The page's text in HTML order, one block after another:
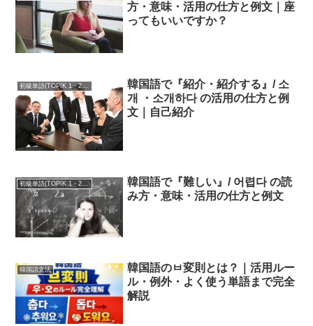
方・意味・活用の仕方と例文｜座
ってもいいですか？
初級単語(TOPIK 1・2級)
韓国語で『紹介・紹介する』/ 소
개 ・소개하다 の活用の仕方と例
文｜自己紹介
韓国語で『難しい』/ 어렵다 の読
み方・意味・活用の仕方と例文
韓国語文法
韓国語のㅂ変則とは？｜活用ルー
ル・例外・よく使う単語まで完全
解説